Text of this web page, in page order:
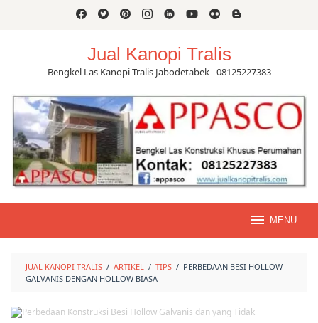
Jual Kanopi Tralis
Bengkel Las Kanopi Tralis Jabodetabek - 08125227383
MENU
JUAL KANOPI TRALIS / ARTIKEL / TIPS / PERBEDAAN BESI HOLLOW
GALVANIS DENGAN HOLLOW BIASA